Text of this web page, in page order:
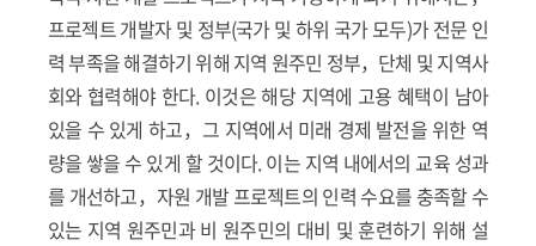
프로젝트 개발자 및 정부(국가 및 하위 국가 모두)가 전문 인
력 부족을 해결하기 위해 지역 원주민 정부，단체 및 지역사
회와 협력해야 한다. 이것은 해당 지역에 고용 혜택이 남아
있을 수 있게 하고，그 지역에서 미래 경제 발전을 위한 역
량을 쌓을 수 있게 할 것이다. 이는 지역 내에서의 교육 성과
를 개선하고，자원 개발 프로젝트의 인력 수요를 충족할 수
있는 지역 원주민과 비 원주민의 대비 및 훈련하기 위해 설